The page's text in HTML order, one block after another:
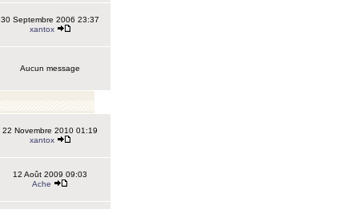
30 Septembre 2006 23:37
xantox
Aucun message
22 Novembre 2010 01:19
xantox
12 Août 2009 09:03
Ache